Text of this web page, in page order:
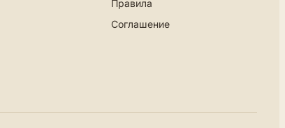
Правила
Соглашение